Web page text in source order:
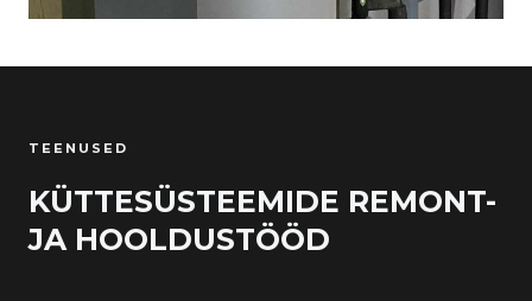
TEENUSED
KÜTTESÜSTEEMIDE REMONT-
JA HOOLDUSTÖÖD